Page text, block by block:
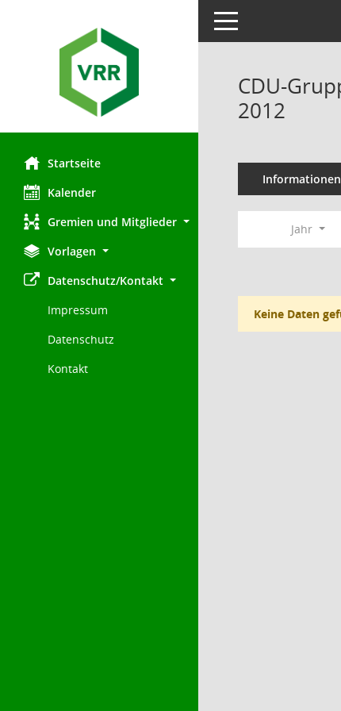
Startseite
Kalender
Gremien und Mitglieder
Vorlagen
Datenschutz/Kontakt
Impressum
Datenschutz
Kontakt
Toggle navigation
CDU-
2012
Informationen
Jahr
Keine Daten